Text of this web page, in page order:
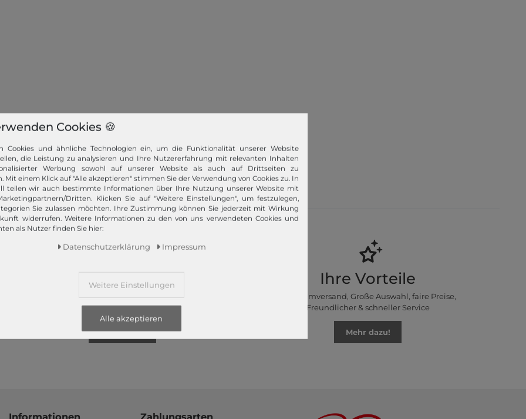
bietet Ihnen die angesagtesten Modetrends. Und das 365 Tage im Jahr
nur das Beste! Ausgewählte Marken, wie TOMMY HILFIGER, Calvin Klein,
Campomaggi oder LIEBESKIND BERLIN.
Schneller Versand!
Wir versenden Ihre Bestellung schnell per
Premiumversand.
Mehr dazu!
Ihre Vorteile
Premiumversand, Große Auswahl, faire Preise,
Freundlicher & schneller Service
Mehr dazu!
Cookies 🍪
Cookies und ähnliche Technologien ein, um die Funktionalität unserer Website
die Leistung zu analysieren und Ihre Nutzererfahrung mit relevanten Inhalten
Werbung sowohl auf unserer Website als auch auf Drittseiten zu
Mit einem Klick auf "Alle akzeptieren" stimmen Sie der Verwendung von Cookies zu. In
teilen wir auch bestimmte Informationen über Ihre Nutzung unserer Website mit
Dritten. Klicken Sie auf "Weitere Einstellungen", um festzulegen,
Sie zulassen möchten. Ihre Zustimmung können Sie jederzeit mit Wirkung
widerrufen. Weitere Informationen zu den von uns verwendeten Cookies und
als Nutzer finden Sie hier:
Daten­schutz­erklärung Impressum
Weitere Einstellungen
Alle akzeptieren